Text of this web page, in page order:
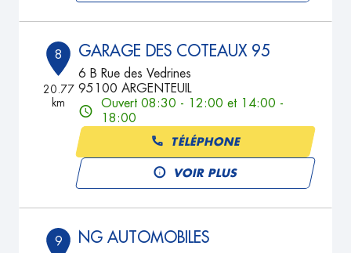
8
20.77
km
GARAGE DES COTEAUX 95
6 B Rue des Vedrines
95100 ARGENTEUIL
Ouvert 08:30 - 12:00 et 14:00 -
18:00
TÉLÉPHONE
VOIR PLUS
9 NG AUTOMOBILES